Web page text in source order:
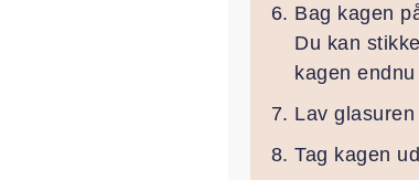
Bag kagen
Du kan
kagen
Lav
Tag kagen